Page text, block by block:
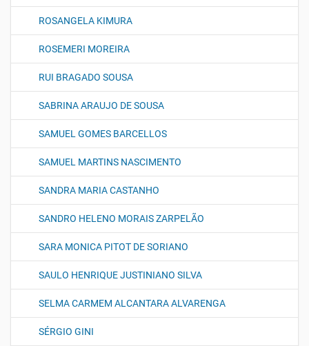
ROSANGELA KIMURA
ROSEMERI MOREIRA
RUI BRAGADO SOUSA
SABRINA ARAUJO DE SOUSA
SAMUEL GOMES BARCELLOS
SAMUEL MARTINS NASCIMENTO
SANDRA MARIA CASTANHO
SANDRO HELENO MORAIS ZARPELÃO
SARA MONICA PITOT DE SORIANO
SAULO HENRIQUE JUSTINIANO SILVA
SELMA CARMEM ALCANTARA ALVARENGA
SÉRGIO GINI